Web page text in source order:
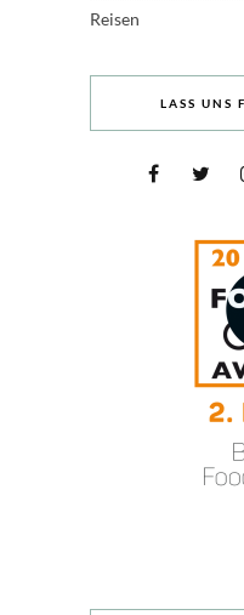
Reisen
LASS UNS